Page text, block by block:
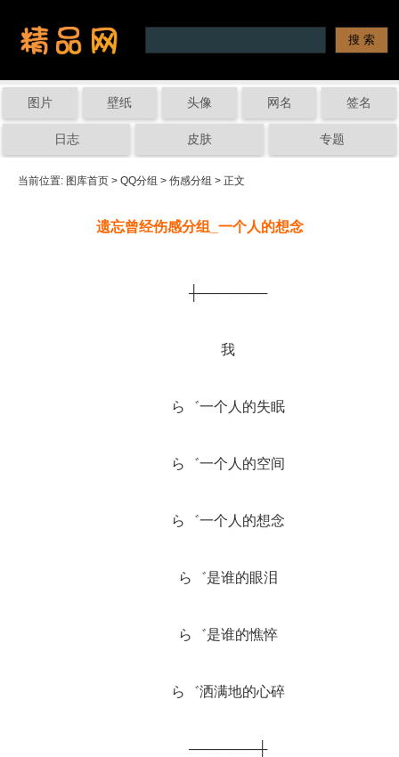
图片 壁纸 头像 网名 签名
日志 皮肤 专题
当前位置: 图库首页 > QQ分组 > 伤感分组 > 正文
遗忘曾经伤感分组_一个人的想念
		┼───────
		我
		ら゛一个人的失眠
		ら゛一个人的空间
		ら゛一个人的想念
		ら゛是谁的眼泪
		ら゛是谁的憔悴
		ら゛洒满地的心碎
		───────┼